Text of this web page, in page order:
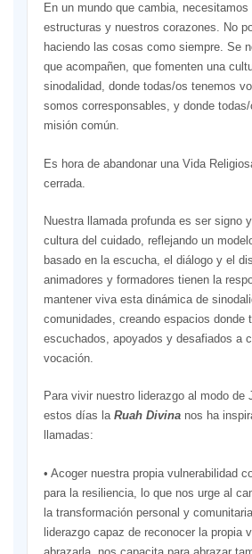
En un mundo que cambia, necesitamos
estructuras y nuestros corazones. No
haciendo las cosas como siempre. Se
que acompañen, que fomenten una
sinodalidad, donde todas/os tenemos
somos corresponsables, y donde
misión común.
Es hora de abandonar una Vida
cerrada.
Nuestra llamada profunda es ser signo
cultura del cuidado, reflejando un
basado en la escucha, el diálogo y el
animadores y formadores tienen la
mantener viva esta dinámica de
comunidades, creando espacios donde
escuchados, apoyados y desafiados a
vocación.
Para vivir nuestro liderazgo al modo de
estos días la Ruah Divinanos ha
llamadas:
• Acoger nuestra propia vulnerabilidad
para la resiliencia, lo que nos urge al
la transformación personal y
liderazgo capaz de reconocer la propia